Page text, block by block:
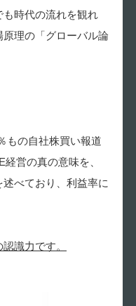
時代の流れを観れ
理の「グローバル論
もの自社株買い報道
営の真の意味を、
べており、利益率に
識力です。